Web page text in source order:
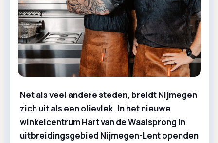
Net als veel andere steden, breidt Nijmegen
zich uit als een olievlek. In het nieuwe
winkelcentrum Hart van de Waalsprong in
uitbreidingsgebied Nijmegen-Lent openden